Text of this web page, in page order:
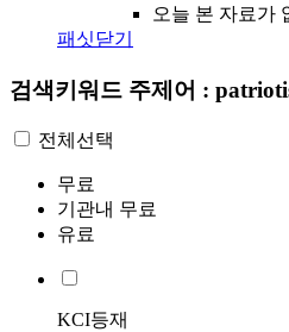
오늘 본 자료가
패싯닫기
검색키워드 주제어 :
전체선택
무료
기관내 무료
유료
KCI등재